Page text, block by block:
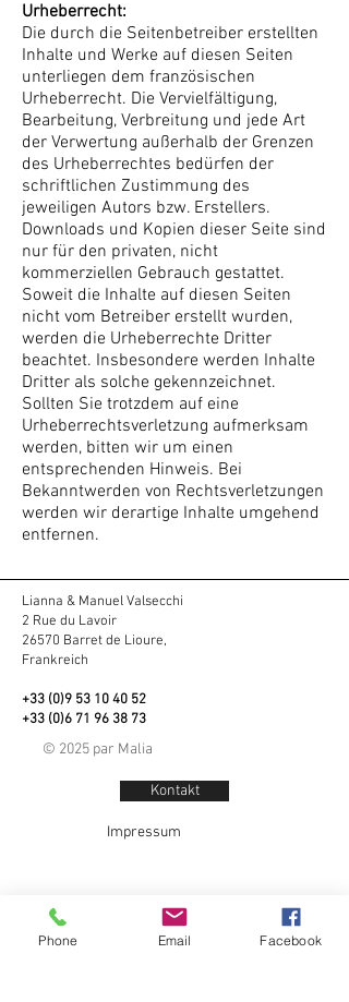
Urheberrecht:
Die durch die Seitenbetreiber erstellten
Inhalte und Werke auf diesen Seiten
unterliegen dem französischen
Urheberrecht. Die Vervielfältigung,
Bearbeitung, Verbreitung und jede Art
der Verwertung außerhalb der Grenzen
des Urheberrechtes bedürfen der
schriftlichen Zustimmung des
jeweiligen Autors bzw. Erstellers.
Downloads und Kopien dieser Seite sind
nur für den privaten, nicht
kommerziellen Gebrauch gestattet.
Soweit die Inhalte auf diesen Seiten
nicht vom Betreiber erstellt wurden,
werden die Urheberrechte Dritter
beachtet. Insbesondere werden Inhalte
Dritter als solche gekennzeichnet.
Sollten Sie trotzdem auf eine
Urheberrechtsverletzung aufmerksam
werden, bitten wir um einen
entsprechenden Hinweis. Bei
Bekanntwerden von Rechtsverletzungen
werden wir derartige Inhalte umgehend
entfernen.
Lianna & Manuel Valsecchi
2 Rue du Lavoir
26570 Barret de Lioure,
Frankreich
+33 (0)9 53 10 40 52
+33 (0)6 71 96 38 73
© 2025 par Malia
Kontakt
Impressum
Phone Email Facebook